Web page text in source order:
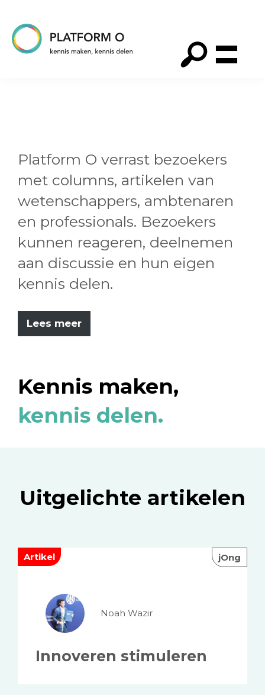
naar
de
hoofdnavigatie
naar
de
hoofd
naar
de
voettekst
Platform O verrast bezoekers
met columns, artikelen van
wetenschappers, ambtenaren
en professionals. Bezoekers
kunnen reageren, deelnemen
aan discussie en hun eigen
kennis delen.
Lees meer
Kennis maken,
kennis delen.
Uitgelichte artikelen
Artikel jOng
Noah Wazir
Innoveren stimuleren